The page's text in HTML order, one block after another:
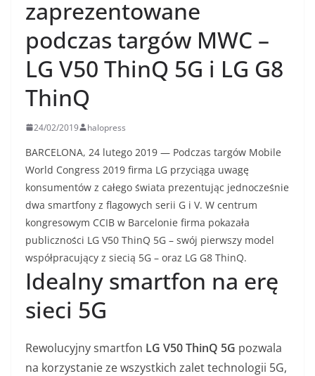
zaprezentowane
podczas targów MWC –
LG V50 ThinQ 5G i LG G8
ThinQ
24/02/2019 halopress
BARCELONA, 24 lutego 2019 — Podczas targów Mobile
World Congress 2019 firma LG przyciąga uwagę
konsumentów z całego świata prezentując jednocześnie
dwa smartfony z flagowych serii G i V. W centrum
kongresowym CCIB w Barcelonie firma pokazała
publiczności LG V50 ThinQ 5G – swój pierwszy model
współpracujący z siecią 5G – oraz LG G8 ThinQ.
Idealny smartfon na erę
sieci 5G
Rewolucyjny smartfon LG V50 ThinQ 5G pozwala
na korzystanie ze wszystkich zalet technologii 5G,